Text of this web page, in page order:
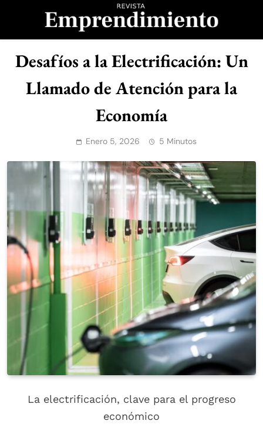
Revista
Emprendimiento
Desafíos a la Electrificación: Un
Llamado de Atención para la
Economía
Enero 5, 2026 5 Minutos
La electrificación, clave para el progreso
económico